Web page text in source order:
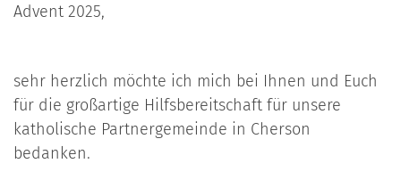
Advent 2025,
sehr herzlich möchte ich mich bei Ihnen und Euch
für die großartige Hilfsbereitschaft für unsere
katholische Partnergemeinde in Cherson
bedanken.